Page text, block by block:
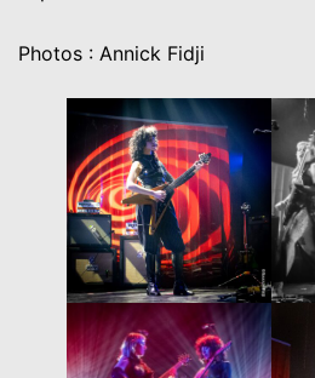
Photos : Annick Fidji